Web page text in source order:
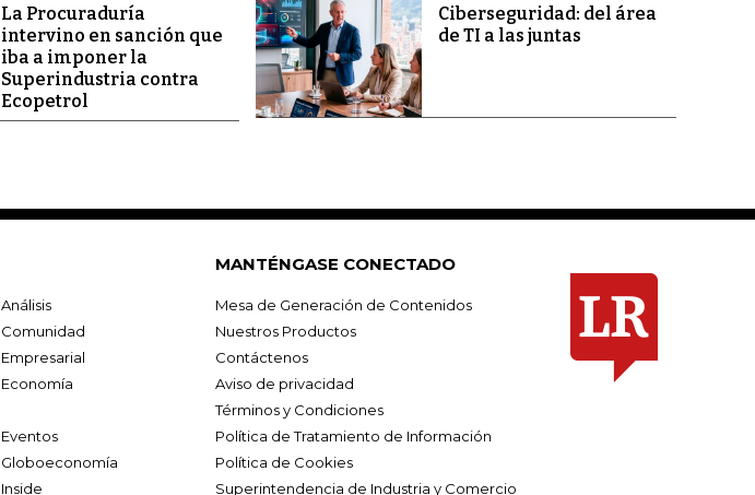
La Procuraduría
intervino en sanción que
iba a imponer la
Superindustria contra
Ecopetrol
Ciberseguridad: del área
de TI a las juntas
Análisis
Comunidad
Empresarial
Economía
Eventos
Globoeconomía
Inside
MANTÉNGASE CONECTADO
Mesa de Generación de Contenidos
Nuestros Productos
Contáctenos
Aviso de privacidad
Términos y Condiciones
Política de Tratamiento de Información
Política de Cookies
Superintendencia de Industria y Comercio